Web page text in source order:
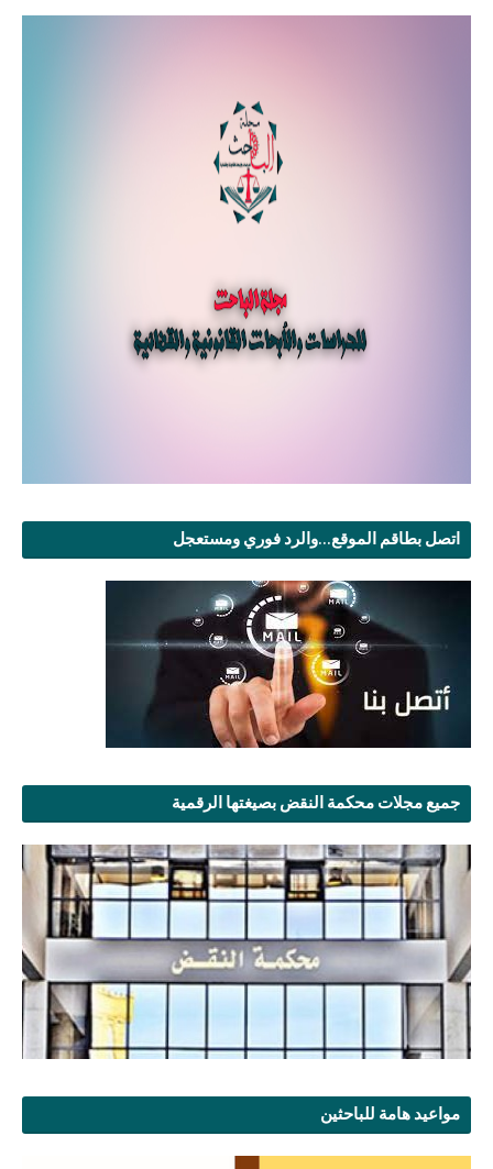
اتصل بطاقم الموقع...والرد فوري ومستعجل
جميع مجلات محكمة النقض بصيغتها الرقمية
مواعيد هامة للباحثين